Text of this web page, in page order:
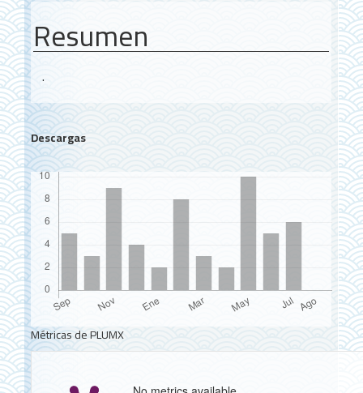
Resumen
.
Descargas
Métricas de PLUMX